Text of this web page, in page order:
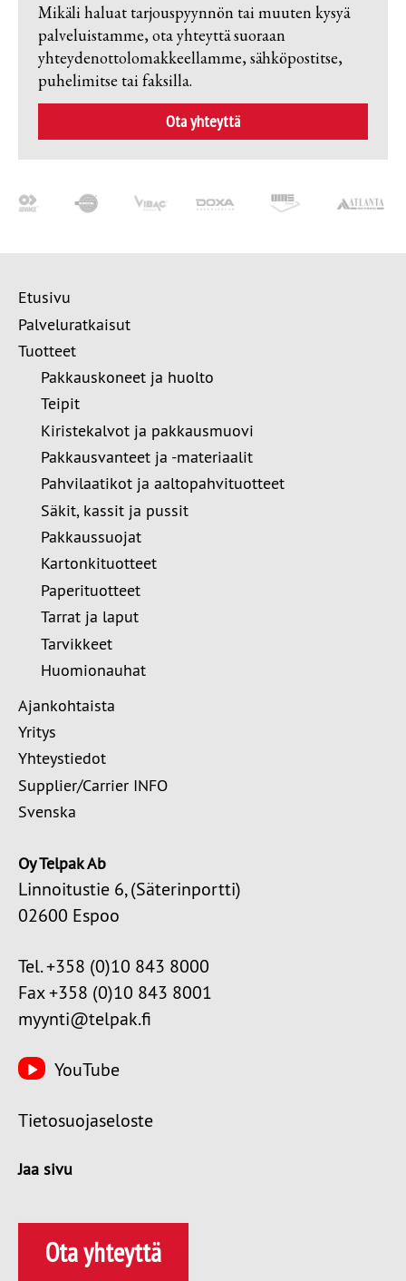
Mikäli haluat tarjouspyynnön tai muuten kysyä
palveluistamme, ota yhteyttä suoraan
yhteydenottolomakkeellamme, sähköpostitse,
puhelimitse tai faksilla.
Ota yhteyttä
Etusivu
Palveluratkaisut
Tuotteet
Pakkauskoneet ja huolto
Teipit
Kiristekalvot ja pakkausmuovi
Pakkausvanteet ja -materiaalit
Pahvilaatikot ja aaltopahvituotteet
Säkit, kassit ja pussit
Pakkaussuojat
Kartonkituotteet
Paperituotteet
Tarrat ja laput
Tarvikkeet
Huomionauhat
Ajankohtaista
Yritys
Yhteystiedot
Supplier/Carrier INFO
Svenska
Oy Telpak Ab
Linnoitustie 6, (Säterinportti)
02600 Espoo
Tel. +358 (0)10 843 8000
Fax +358 (0)10 843 8001
myynti@telpak.fi
YouTube
Tietosuojaseloste
Jaa sivu
Ota yhteyttä